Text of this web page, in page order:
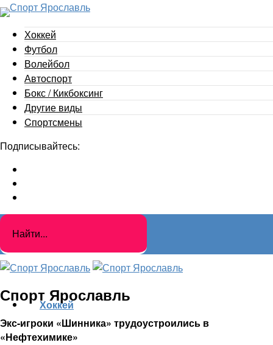
Хоккей
Футбол
Волейбол
Автоспорт
Бокс / Кикбоксинг
Другие виды
Cпортсмены
Подписывайтесь:
Спорт Ярославль
Экс-игроки «Шинника» трудоустроились в
«Нефтехимике»
Хоккей